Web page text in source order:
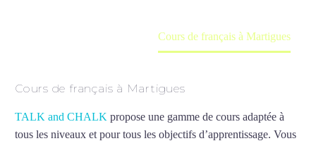
Cours de français à Martigues
Cours de français à Martigues
TALK and CHALK propose une gamme de cours adaptée à
tous les niveaux et pour tous les objectifs d’apprentissage. Vous